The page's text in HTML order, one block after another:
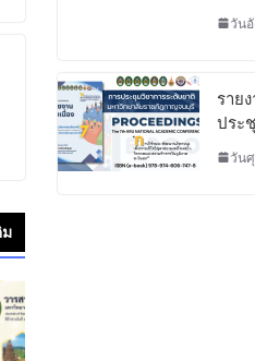
ม
วัน
ราย
ประ
วัน